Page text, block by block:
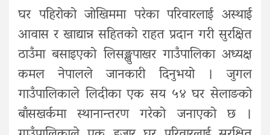
घर पहिरोको जोखिममा परेका परिवारलाई अस्थाई
आवास र खाद्यान्न सहितको राहत प्रदान गरी सुरक्षित
ठाउँमा बसाइएको लिसङ्खुपाखर गाउँपालिका अध्यक्ष
कमल नेपालले जानकारी दिनुभयो । जुगल
गाउँपालिकाले लिदीका एक सय ५४ घर सेलाङको
बाँसखर्कमा स्थानान्तरण गरेको जनाएको छ ।